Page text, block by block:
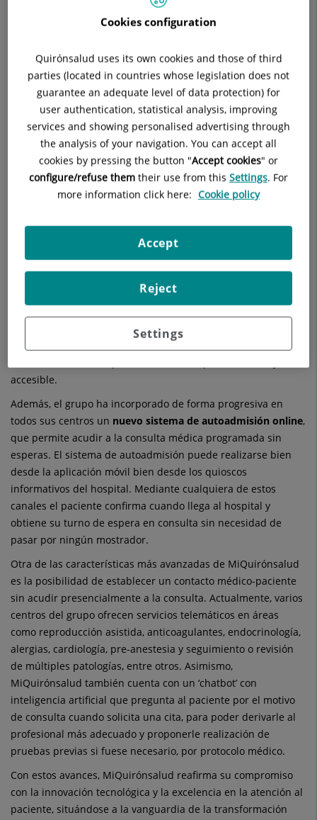
España
Este hito refleja la creciente confianza y la preferencia de los
segura a través de plataformas digitales.
MiQuirónsalud, que puede descargarse gratuitamente desde
Google Play y App Store, permite a los usuarios acceder a su
historia clínica y conocer los resultados de pruebas
diagnósticas, solicitar o modificar citas, recibir alertas y
recordatorios, y mantener contacto directo con sus
especialistas, evitando desplazamientos innecesarios. Estas
funcionalidades otorgan un mayor protagonismo al paciente y
adaptan los servicios sanitarios a sus necesidades
más del 80% de los pacientes que acuden a la
red asistencial del Grupo son usuarios activos
registra una media de medio millón de accesos diarios.
Entre las últimas novedades incorporadas, destacan
consultar el estado de las autorizaciones o la consulta
telefónica inmediata para citación en abierto, entre otras,
accesible.
Además, el grupo ha incorporado de forma progresiva en
todos sus centros un nuevo sistema de autoadmisión online,
que permite acudir a la consulta médica programada sin
esperas. El sistema de autoadmisión puede realizarse bien
desde la aplicación móvil bien desde los quioscos
informativos del hospital. Mediante cualquiera de estos
canales el paciente confirma cuando llega al hospital y
obtiene su turno de espera en consulta sin necesidad de
pasar por ningún mostrador.
Otra de las características más avanzadas de MiQuirónsalud
es la posibilidad de establecer un contacto médico-paciente
sin acudir presencialmente a la consulta. Actualmente, varios
centros del grupo ofrecen servicios telemáticos en áreas
como reproducción asistida, anticoagulantes, endocrinología,
alergias, cardiología, pre-anestesia y seguimiento o revisión
de múltiples patologías, entre otros. Asimismo,
MiQuirónsalud también cuenta con un ‘chatbot’ con
inteligencia artificial que pregunta al paciente por el motivo
de consulta cuando solicita una cita, para poder derivarle al
profesional más adecuado y proponerle realización de
pruebas previas si fuese necesario, por protocolo médico.
Con estos avances, MiQuirónsalud reafirma su compromiso
con la innovación tecnológica y la excelencia en la atención al
paciente, situándose a la vanguardia de la transformación
Cookies configuration
Quirónsalud uses its own cookies and those of third
parties (located in countries whose legislation does not
guarantee an adequate level of data protection) for
user authentication, statistical analysis, improving
services and showing personalised advertising through
the analysis of your navigation. You can accept all
cookies by pressing the button "Accept cookies" or
configure/refuse them their use from this Settings. For
more information click here: Cookie policy
Settings
Reject
Accept